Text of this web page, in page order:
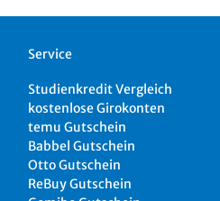
Service
Studienkredit Vergleich
kostenlose Girokonten
temu Gutschein
Babbel Gutschein
Otto Gutschein
ReBuy Gutschein